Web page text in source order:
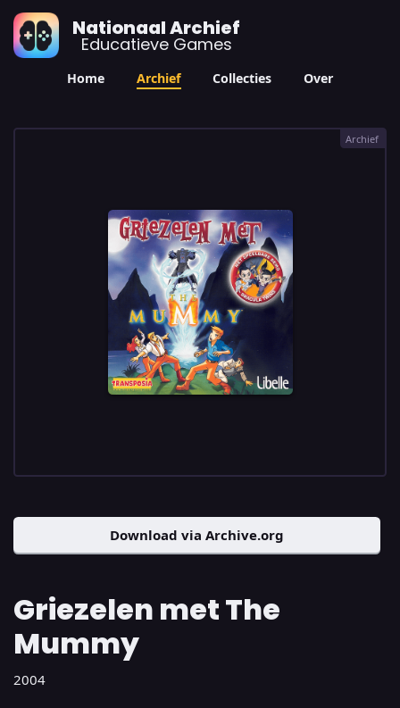
Nationaal Archief
Educatieve Games
Home Archief Collecties Over
Archief
Download via Archive.org
Griezelen met The
Mummy
2004